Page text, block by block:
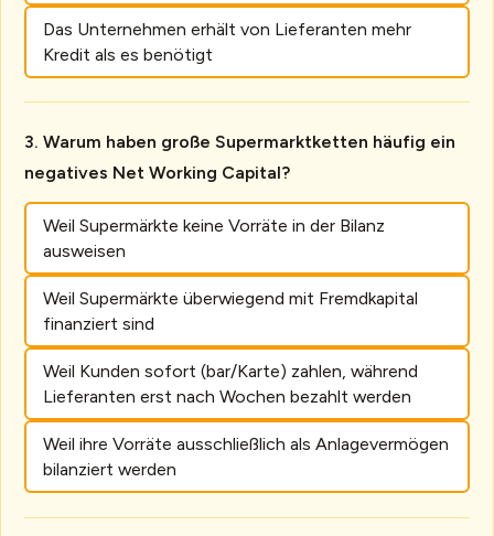
Das Unternehmen erhält von Lieferanten mehr
Kredit als es benötigt
Warum haben große Supermarktketten häufig ein
negatives Net Working Capital?
Weil Supermärkte keine Vorräte in der Bilanz
ausweisen
Weil Supermärkte überwiegend mit Fremdkapital
finanziert sind
Weil Kunden sofort (bar/Karte) zahlen, während
Lieferanten erst nach Wochen bezahlt werden
Weil ihre Vorräte ausschließlich als Anlagevermögen
bilanziert werden